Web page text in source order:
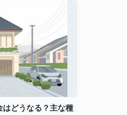
はどうなる？主な種